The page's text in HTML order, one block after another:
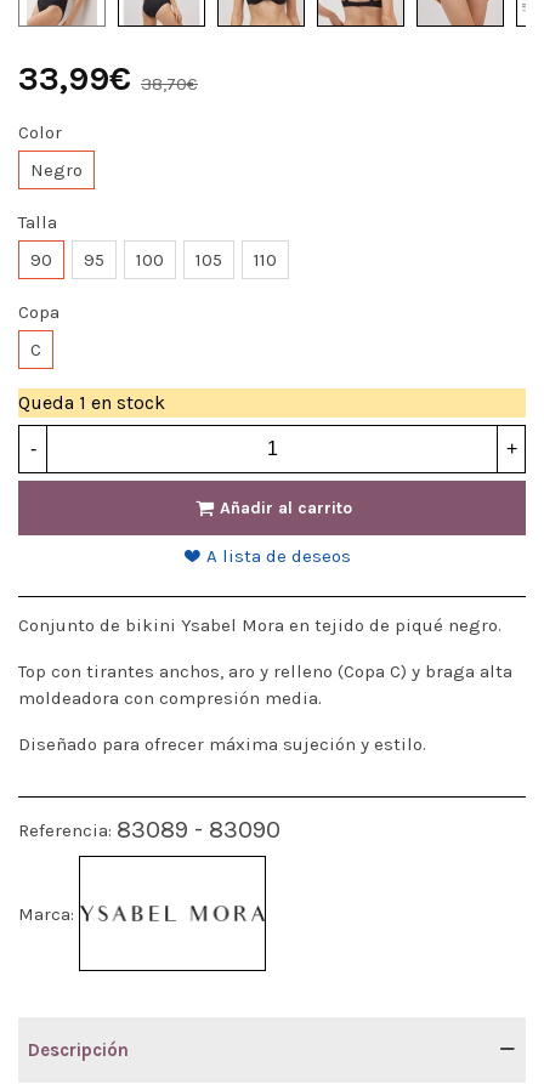
33,99€ 38,70€
Color
Negro
Talla
90
95 100 105 110
Copa
C
Queda 1 en stock
- +
Añadir al carrito
A lista de deseos
Conjunto de bikini Ysabel Mora en tejido de piqué negro.
Top con tirantes anchos, aro y relleno (Copa C) y braga alta
moldeadora con compresión media.
Diseñado para ofrecer máxima sujeción y estilo.
Referencia: 83089 - 83090
Marca:
Descripción